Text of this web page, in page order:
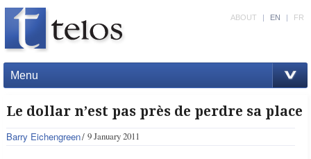
Menu
ABOUT | EN | FR
Le dollar n’est pas près de perdre sa place
Barry Eichengreen 9 January 2011